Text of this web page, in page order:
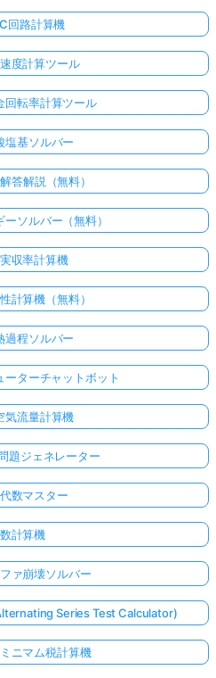
回路計算機
度計算ツール
回転率計算ツール
塩基ソルバー
答解説（無料）
ソルバー（無料）
収率計算機
計算機（無料）
過程ソルバー
ーターチャットボット
気流量計算機
題ジェネレーター
数マスター
計算機
ァ崩壊ソルバー
Series Test Calculator)
ニマム税計算機